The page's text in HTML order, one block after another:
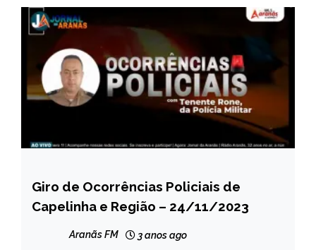
CAPELINHA
MINAS
Giro de Ocorrências Policiais de
Capelinha e Região – 24/11/2023
Aranãs FM 3 anos ago